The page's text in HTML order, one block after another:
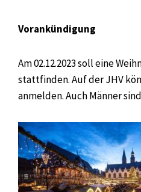
Vorankündigung
Am 02.12.2023 soll eine
stattfinden. Auf der JHV
anmelden. Auch Männer